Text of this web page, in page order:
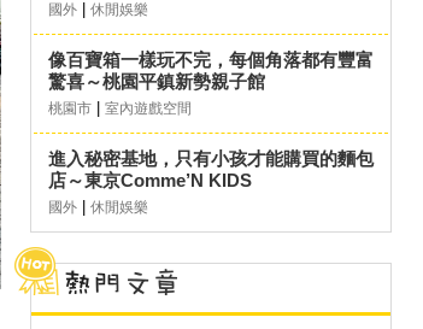
國外 休閒娛樂
像百寶箱一樣玩不完，每個角落都有豐富
驚喜～桃園平鎮新勢親子館
桃園市 室內遊戲空間
進入秘密基地，只有小孩才能購買的麵包
店～東京Comme’N KIDS
國外 休閒娛樂